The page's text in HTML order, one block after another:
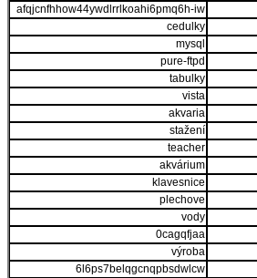
afqjcnfhhow44ywdlrrlkoahi6pmq6h-iw
cedulky
mysql
pure-ftpd
tabulky
vista
akvaria
stažení
teacher
akvárium
klavesnice
plechove
vody
0cagqfjaa
výroba
6l6ps7belqgcnqpbsdwlcw